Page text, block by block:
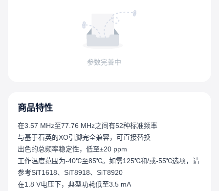
参数完善中
商品特性
在3.57 MHz至77.76 MHz之间有52种标准频率
与基于石英的XO引脚完全兼容，可直接替换
出色的总频率稳定性，低至±20 ppm
工作温度范围为-40℃至85℃。如需125℃和/或-55℃选项，请
参考SiT1618、SiT8918、SiT8920
在1.8 V电压下，典型功耗低至3.5 mA